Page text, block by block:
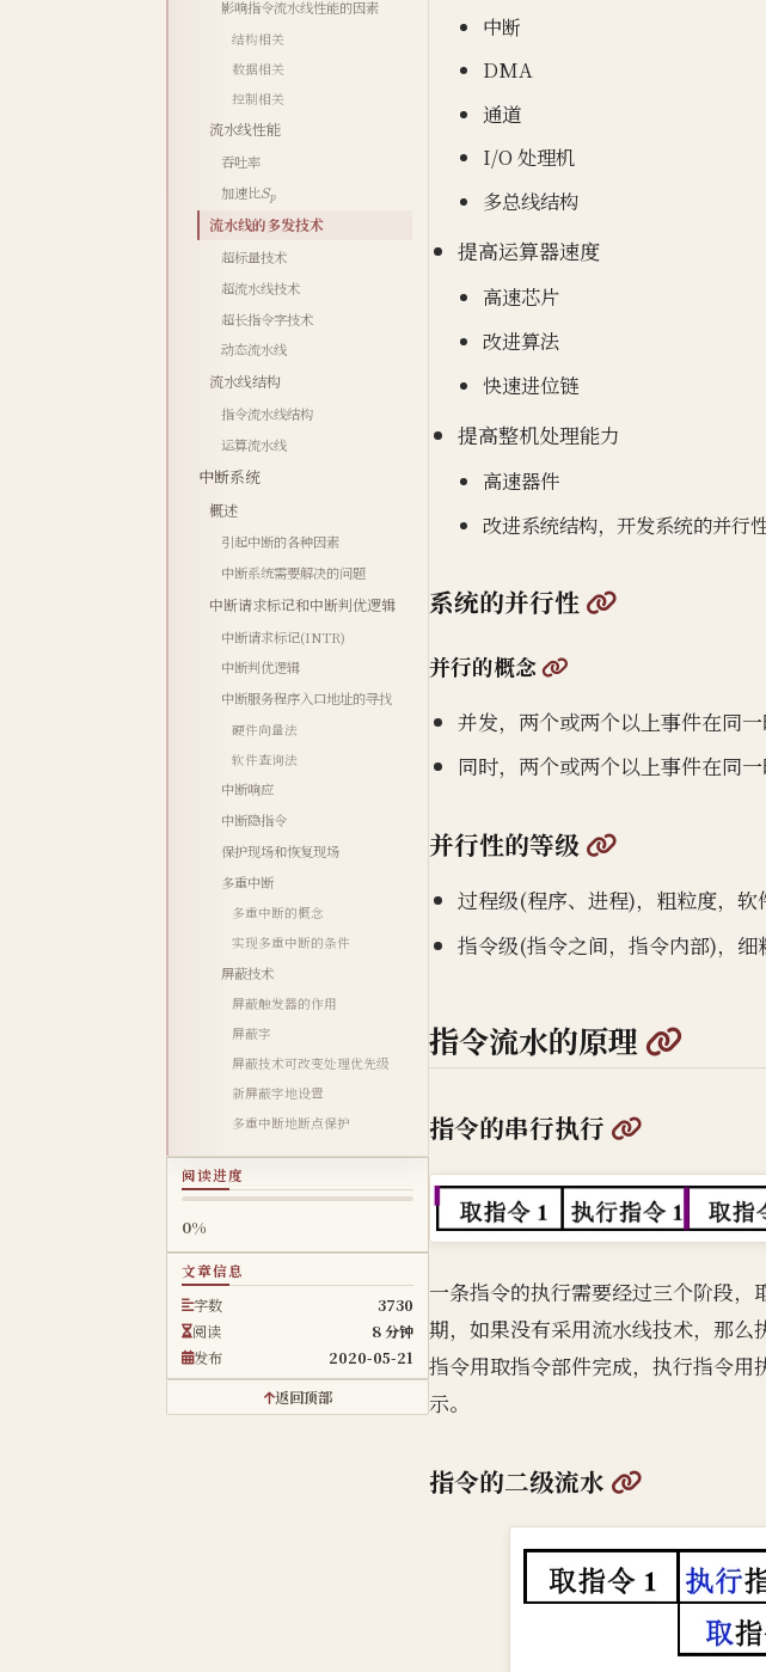
影响指令流水线性能的因素
结构相关
数据相关
控制相关
流水线性能
吞吐率
加速比
流水线的多发技术
超标量技术
超流水线技术
超长指令字技术
动态流水线
流水线结构
指令流水线结构
运算流水线
中断系统
概述
引起中断的各种因素
中断系统需要解决的问题
中断请求标记和中断判优逻辑
中断请求标记(INTR)
中断判优逻辑
中断服务程序入口地址的寻找
硬件向量法
软件查询法
中断响应
中断隐指令
保护现场和恢复现场
多重中断
多重中断的概念
实现多重中断的条件
屏蔽技术
屏蔽触发器的作用
屏蔽字
屏蔽技术可改变处理优先级
新屏蔽字地设置
多重中断地断点保护
阅读进度
0%
文章信息
字数
3730
阅读
8 分钟
发布
2020-05-21
返回顶部
中断
DMA
通道
I/O 处理机
多总线结构
提高运算器速度
高速芯片
改进算法
快速进位链
提高整机处理能力
高速器件
改进系统结构，开发系统的并行
系统的并行性 @
并行的概念 @
并发，两个或两个以上事件在同
同时，两个或两个以上事件在同
并行性的等级 @
过程级(程序、进程)，粗粒度，软
指令级(指令之间，指令内部)，细
指令流水的原理
指令的串行执行 @
一条指令的执行需要经过三个阶段
期，如果没有采用流水线技术，那
指令用取指令部件完成，执行指令
示。
指令的二级流水 @